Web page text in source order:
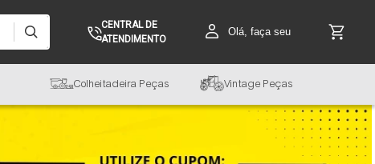
CENTRAL DE
ATENDIMENTO
Olá, faça seu
Colheitadeira Peças Vintage Peças